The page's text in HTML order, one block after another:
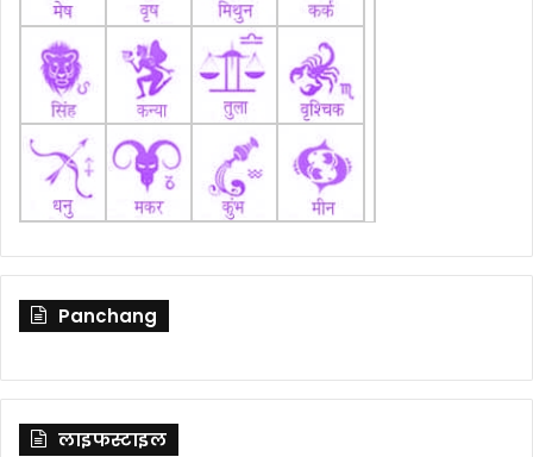
Panchang
लाइफस्टाइल